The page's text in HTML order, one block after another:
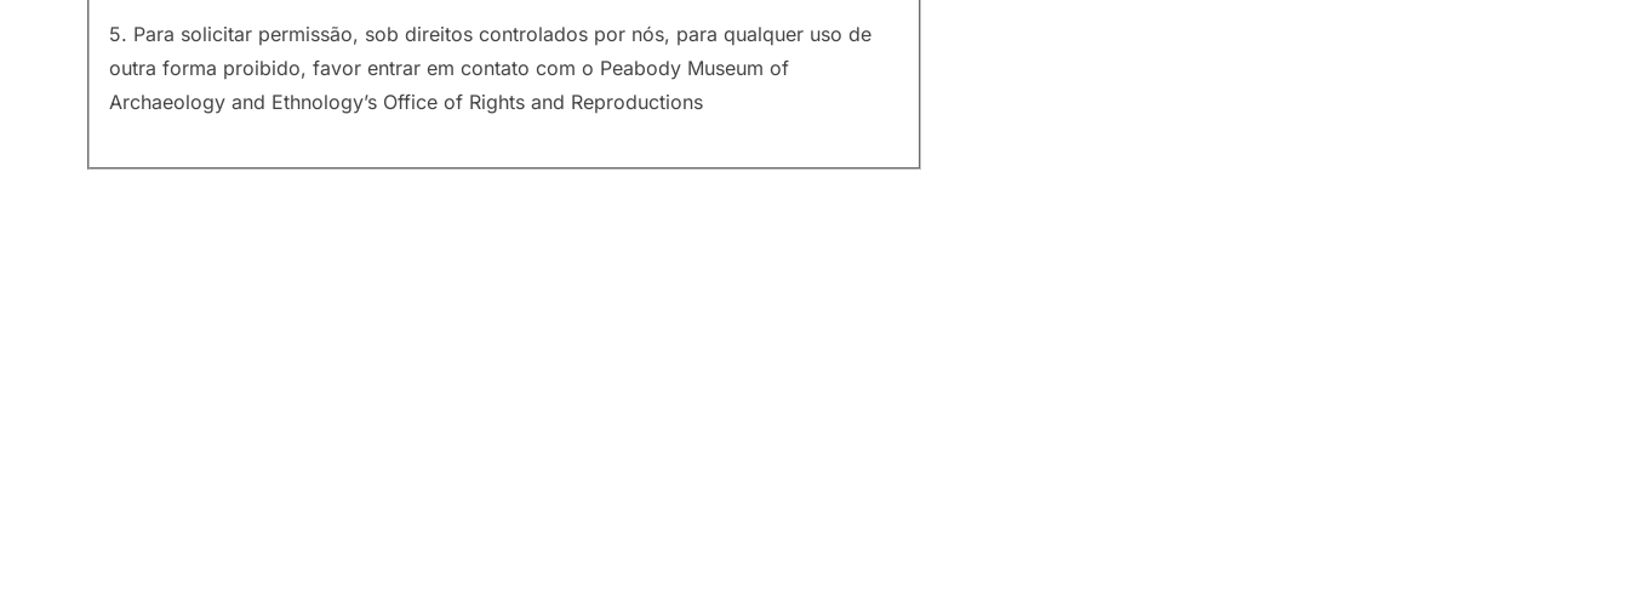
5. Para solicitar permissão, sob direitos controlados por nós, para qualquer uso de
outra forma proibido, favor entrar em contato com o Peabody Museum of
Archaeology and Ethnology’s Office of Rights and Reproductions